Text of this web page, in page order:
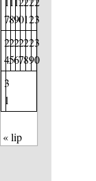
7890123
2
4
2
5
2
6
2
7
2
8
2
9
3
0
3
1
« lip